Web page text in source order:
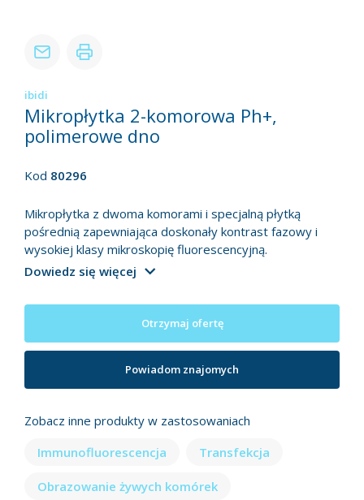
ibidi
Mikropłytka 2-komorowa Ph+,
polimerowe dno
Kod 80296
Mikropłytka z dwoma komorami i specjalną płytką
pośrednią zapewniająca doskonały kontrast fazowy i
wysokiej klasy mikroskopię fluorescencyjną.
Dowiedz się więcej
Otrzymaj ofertę
Powiadom znajomych
Zobacz inne produkty w zastosowaniach
Immunofluorescencja
Transfekcja
Obrazowanie żywych komórek